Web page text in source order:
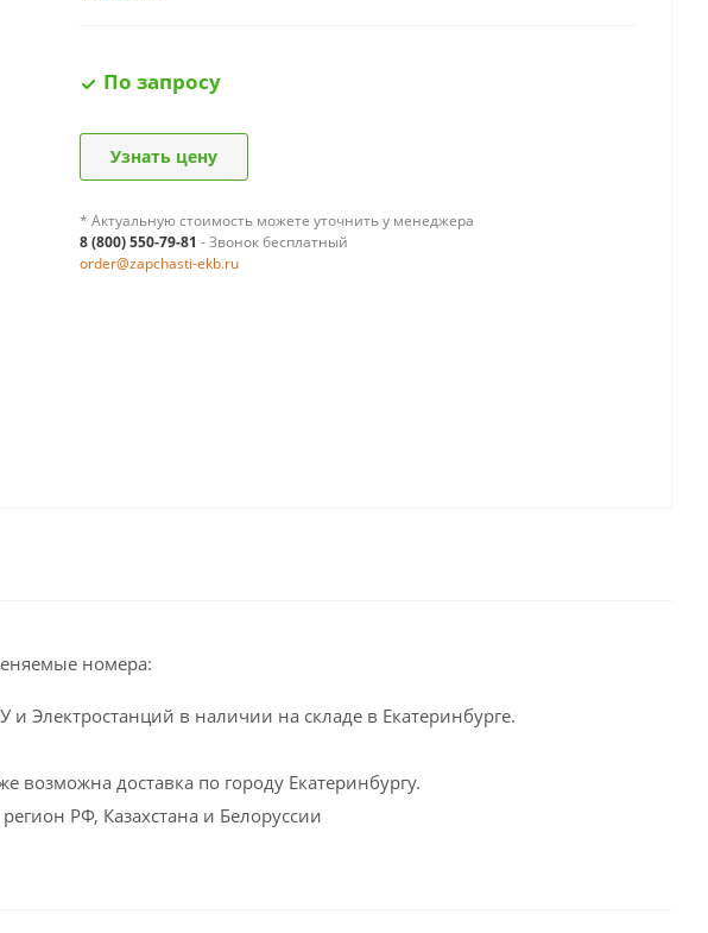
По запросу
Узнать цену
* Актуальную стоимость можете уточнить у менеджера
8 (800) 550-79-81 - Звонок бесплатный
order@zapchasti-ekb.ru
номера:
Электростанций в наличии на складе в Екатеринбурге.
доставка по городу Екатеринбургу.
РФ, Казахстана и Белоруссии